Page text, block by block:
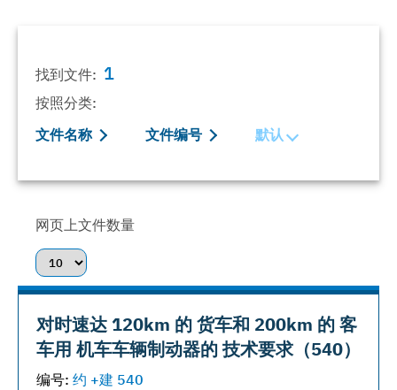
找到文件: 1
按照分类:
文件名称 文件编号 默认
网页上文件数量
对时速达 120km 的 货车和 200km 的 客
车用 机车车辆制动器的 技术要求（540）
编号: 约 +建 540